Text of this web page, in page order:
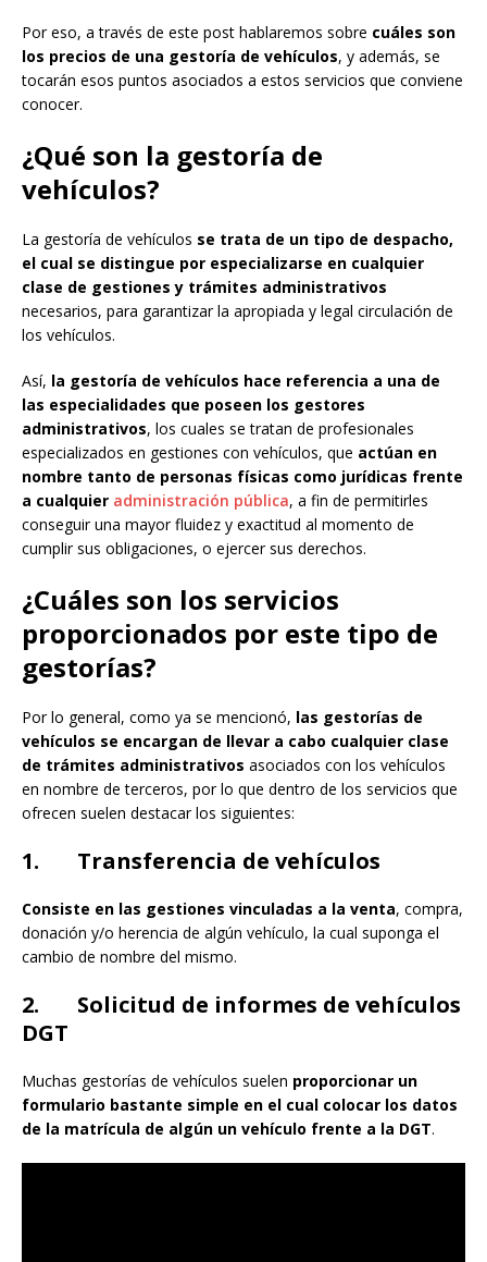
Por eso, a través de este post hablaremos sobre cuáles son
los precios de una gestoría de vehículos, y además, se
tocarán esos puntos asociados a estos servicios que conviene
conocer.
¿Qué son la gestoría de
vehículos?
La gestoría de vehículos se trata de un tipo de despacho,
el cual se distingue por especializarse en cualquier
clase de gestiones y trámites administrativos
necesarios, para garantizar la apropiada y legal circulación de
los vehículos.
Así, la gestoría de vehículos hace referencia a una de
las especialidades que poseen los gestores
administrativos, los cuales se tratan de profesionales
especializados en gestiones con vehículos, que actúan en
nombre tanto de personas físicas como jurídicas frente
a cualquier administración pública, a fin de permitirles
conseguir una mayor fluidez y exactitud al momento de
cumplir sus obligaciones, o ejercer sus derechos.
¿Cuáles son los servicios
proporcionados por este tipo de
gestorías?
Por lo general, como ya se mencionó, las gestorías de
vehículos se encargan de llevar a cabo cualquier clase
de trámites administrativos asociados con los vehículos
en nombre de terceros, por lo que dentro de los servicios que
ofrecen suelen destacar los siguientes:
1. Transferencia de vehículos
Consiste en las gestiones vinculadas a la venta, compra,
donación y/o herencia de algún vehículo, la cual suponga el
cambio de nombre del mismo.
2. Solicitud de informes de vehículos
DGT
Muchas gestorías de vehículos suelen proporcionar un
formulario bastante simple en el cual colocar los datos
de la matrícula de algún un vehículo frente a la DGT.